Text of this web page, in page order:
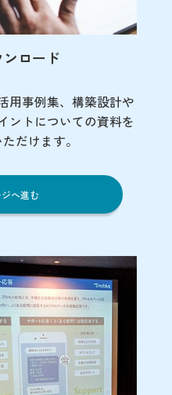
ロード
事例集、 構築設計や
ントについての資料を
だけます。
へ進む